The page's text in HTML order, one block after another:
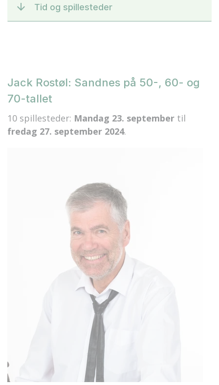
Tid og spillesteder
Jack Rostøl: Sandnes på 50-, 60- og
70-tallet
10 spillesteder: Mandag 23. september til
fredag 27. september 2024.